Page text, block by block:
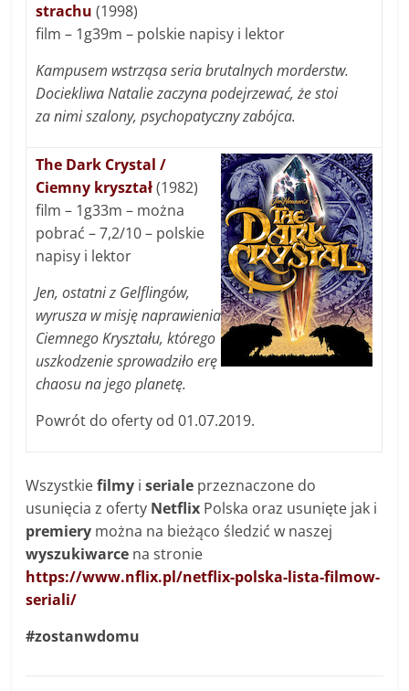
strachu (1998)
film – 1g39m – polskie napisy i lektor
Kampusem wstrząsa seria brutalnych morderstw.
Dociekliwa Natalie zaczyna podejrzewać, że stoi
za nimi szalony, psychopatyczny zabójca.
The Dark Crystal /
Ciemny kryształ(1982)
film – 1g33m – można
pobrać – 7,2/10 – polskie
napisy i lektor
Jen, ostatni z Gelflingów,
wyrusza w misję naprawienia
Ciemnego Kryształu, którego
uszkodzenie sprowadziło erę
chaosu na jego planetę.
Powrót do oferty od 01.07.2019.
Wszystkiefilmy iseriale przeznaczone do
usunięcia z oferty Netflix Polska oraz usunięte jak i
premiery można na bieżąco śledzić w naszej
wyszukiwarce na stronie
https://www.nflix.pl/netflix-polska-lista-filmow-
seriali/
#zostanwdomu